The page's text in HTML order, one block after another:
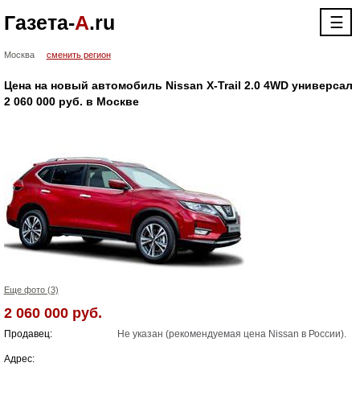
Газета-А.ru ☰
Москва сменить регион
Цена на новый автомобиль Nissan X-Trail 2.0 4WD универсал
2 060 000 руб. в Москве
Еще фото (3)
2 060 000 руб.
Продавец: Не указан (рекомендуемая цена Nissan в России).
Адрес: